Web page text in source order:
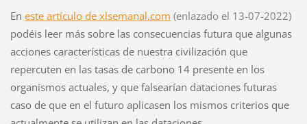
En esteartículo de xlsemanal.com (enlazado el 13-07-2022)
podéis leer más sobre las consecuencias futura que algunas
acciones características de nuestra civilización que
repercuten en las tasas de carbono 14 presente en los
organismos actuales, y que falsearían dataciones futuras
caso de que en el futuro aplicasen los mismos criterios que